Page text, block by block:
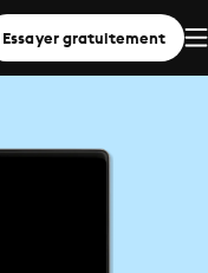
Essayer gratuitement